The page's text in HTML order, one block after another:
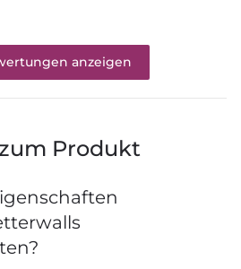
anzeigen
Produkt